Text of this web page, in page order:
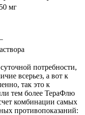
мг
потребности,
всерьез, а вот к
так это к
тем более ТераФлю
комбинации самых
противопоказаний: